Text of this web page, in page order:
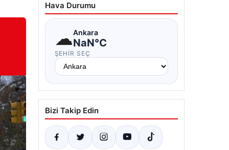
Hava Durumu
☁Ankara
NaN°C
ŞEHIR SEÇ
Bizi Takip Edin